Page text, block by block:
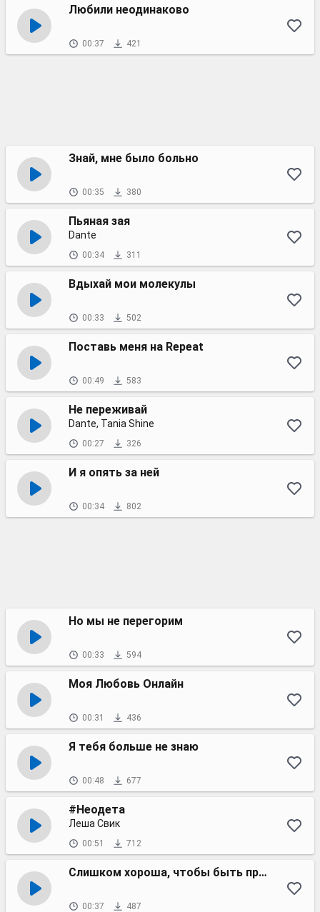
Любили неодинаково
00:37 421
Знай, мне было больно
00:35 380
Пьяная зая
Dante
00:34 311
Вдыхай мои молекулы
00:33 502
Поставь меня на Repeat
00:49 583
Не переживай
Dante, Tania Shine
00:27 326
И я опять за ней
00:34 802
Но мы не перегорим
00:33 594
Моя Любовь Онлайн
00:31 436
Я тебя больше не знаю
00:48 677
#Неодета
Леша Свик
00:51 712
Слишком хороша, чтобы быть правдой
00:37 487